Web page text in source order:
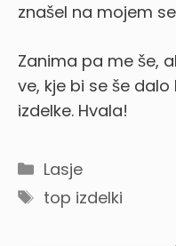
znašel na mojem
Zanima pa me še,
ve, kje bi se še
izdelke. Hvala!
Categories
Lasje
Tags
top izdelki